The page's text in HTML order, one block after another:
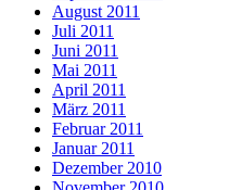
August 2011
Juli 2011
Juni 2011
Mai 2011
April 2011
März 2011
Februar 2011
Januar 2011
Dezember 2010